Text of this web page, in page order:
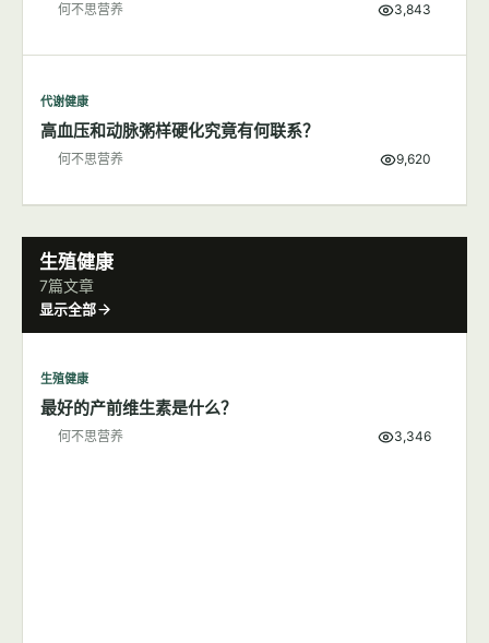
何不思营养 3,843
代谢健康
高血压和动脉粥样硬化究竟有何联系？
何不思营养 9,620
生殖健康
7篇文章
显示全部
生殖健康
最好的产前维生素是什么？
何不思营养 3,346